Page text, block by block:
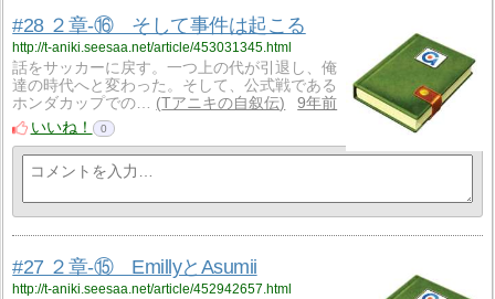
#28 ２章-⑯ そして事件は起こる
http://t-aniki.seesaa.net/article/453031345.html
話をサッカーに戻す。一つ上の代が引退し、俺
達の時代へと変わった。そして、公式戦である
ホンダカップでの…
Tアニキの自叙伝
9年前
いいね！
0
#27 ２章-⑮ EmillyとAsumii
http://t-aniki.seesaa.net/article/452942657.html